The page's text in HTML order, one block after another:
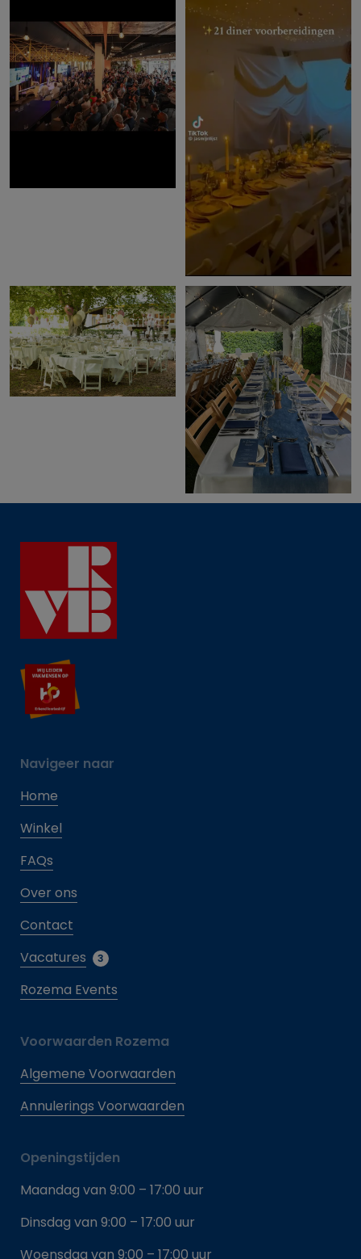
Navigeer naar
Home
Winkel
FAQs
Over ons
Contact
Vacatures
3
Rozema Events
Voorwaarden Rozema
Algemene Voorwaarden
Annulerings Voorwaarden
Openingstijden
Maandag van 9:00 – 17:00 uur
Dinsdag van 9:00 – 17:00 uur
Woensdag van 9:00 – 17:00 uur